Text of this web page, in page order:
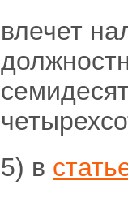
влечет
5) в